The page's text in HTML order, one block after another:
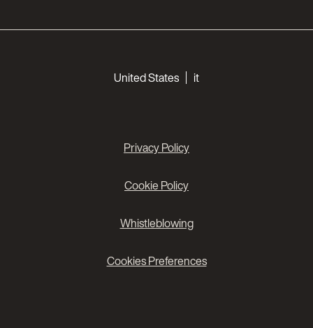
United States it
Privacy Policy
Cookie Policy
Whistleblowing
Cookies Preferences